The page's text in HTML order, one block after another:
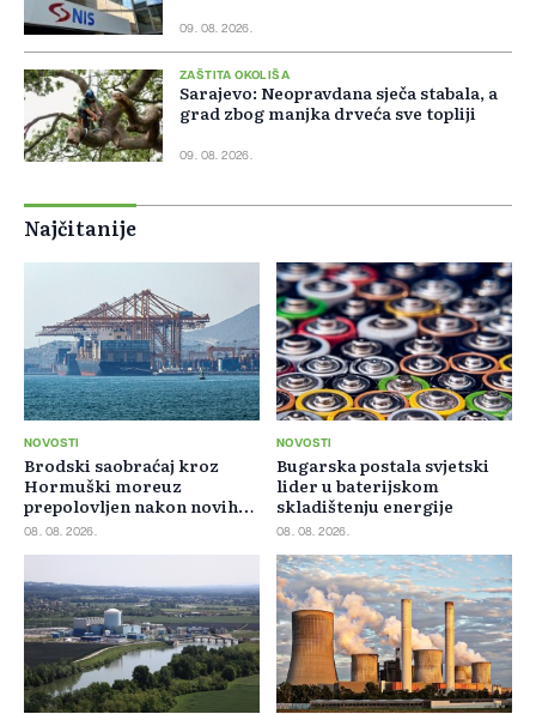
09. 08. 2026.
ZAŠTITA OKOLIŠA
Sarajevo: Neopravdana sječa stabala, a
grad zbog manjka drveća sve topliji
09. 08. 2026.
Najčitanije
NOVOSTI
Brodski saobraćaj kroz
Hormuški moreuz
prepolovljen nakon novih
blokada
08. 08. 2026.
NOVOSTI
Bugarska postala svjetski
lider u baterijskom
skladištenju energije
08. 08. 2026.